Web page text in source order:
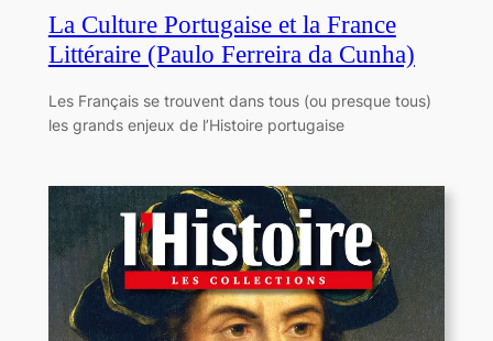
La Culture Portugaise et la France
Littéraire (Paulo Ferreira da Cunha)
Les Français se trouvent dans tous (ou presque tous)
les grands enjeux de l’Histoire portugaise